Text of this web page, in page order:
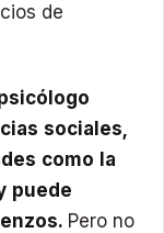
de
sociales,
como la
puede
Pero no